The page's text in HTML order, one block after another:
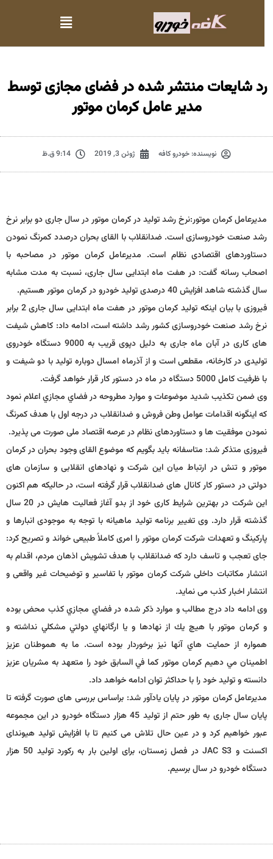
رد شایعات منتشر شده در فضای مجازی توسط
مدیر عامل کرمان موتور
نویسنده:خودرو کافه ژوئن 3, 2019 9:14 ق.ظ
مدیرعامل کرمان موتور:نرخ رشد تولید در کرمان موتور در سال جاری دو برابر نرخ
رشد صنعت خودروسازی است. ضدانقلاب با القای بحران درصدد کمرنگ نمودن
دستاوردهای اقتصادی نظام است. مدیرعامل کرمان موتور در مصاحبه با
اصحاب رسانه گفت: در هفت ماه ابتدایی سال جاری، نسبت به مدت مشابه
سال گذشته شاهد افزایش 40 درصدی تولید خودرو در کرمان موتور هستیم.
فیروزی با بیان اینکه تولید کرمان موتور در هفت ماه ابتدایی سال جاری 2 برابر
نرخ رشد صنعت خودروسازی کشور رشد داشته است، ادامه داد: کاهش شیفت
های کاری در آبان ماه جاری به دلیل دپوی قریب به 9000 دستگاه خودروی
تولیدی در کارخانه، مقطعی است و از آذرماه امسال دوباره تولید با دو شیفت و
با ظرفیت کامل 5000 دستگاه در ماه در دستور کار قرار خواهد گرفت.
وی ضمن تكذيب شديد موضوعات و موارد مطروحه در فضاي مجازي اعلام نمود
كه اينگونه اقدامات عوامل وطن فروش و ضدانقلاب در درجه اول با هدف کمرنگ
نمودن موفقيت ها و دستاوردهای نظام در عرصه اقتصاد ملی صورت می پذیرد.
فیروزی متذکر شد: متاسفانه باید بگویم که موضوع القای وجود بحران در کرمان
موتور و تنش در ارتباط میان این شرکت و نهادهای انقلابی و سازمان های
دولتی در دستور کار کانال های ضدانقلاب قرار گرفته است، در حالیکه هم اکنون
این شرکت در بهترین شرایط کاری خود از بدو آغاز فعالیت هایش در 20 سال
گذشته قرار دارد. وی تغییر برنامه تولید ماهیانه با توجه به موجودی انبارها و
پارکینگ و تعهدات شرکت کرمان موتور را امری کاملاً طبیعی خواند و تصریح کرد:
جای تعجب و تاسف دارد که ضدانقلاب با هدف تشویش اذهان مردم، اقدام به
انتشار مکاتبات داخلی شرکت کرمان موتور با تفاسیر و توضیحات غیر واقعی و
انتشار اخبار کذب می نماید.
وی ادامه داد درج مطالب و موارد ذكر شده در فضاي مجازي كذب محض بوده
و كرمان موتور با هيچ يك از نهادها و يا ارگانهاي دولتي مشكلي نداشته و
همواره از حمايت هاي آنها نيز برخوردار بوده است. ما به هموطنان عزيز
اطمينان مي دهيم كرمان موتور كما في السابق خود را متعهد به مشريان عزيز
دانسته و توليد خود را با حداكثر توان ادامه خواهد داد.
مدیرعامل کرمان موتور در پایان یادآور شد: براساس بررسی های صورت گرفته تا
پایان سال جاری به طور حتم از تولید 45 هزار دستگاه خودرو در این مجموعه
عبور خواهیم کرد و در عین حال تلاش می کنیم تا با افزایش تولید هیوندای
اکسنت و JAC S3 در فصل زمستان، برای اولین بار به رکورد تولید 50 هزار
دستگاه خودرو در سال برسیم.